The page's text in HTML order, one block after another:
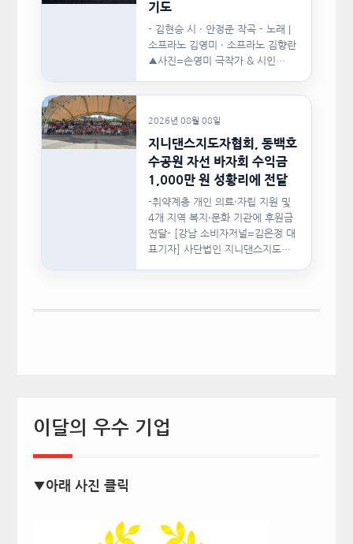
기도
- 김현승 시 · 안정준 작곡 - 노래 |
소프라노 김영미 · 소프라노 김향란
▲사진=손영미 극작가 & 시인…
2026년 08월 08일
지니댄스지도자협회, 동백호
수공원 자선 바자회 수익금
1,000만 원 성황리에 전달
-취약계층 개인 의료·자립 지원 및
4개 지역 복지·문화 기관에 후원금
전달- [강남 소비자저널=김은정 대
표기자] 사단법인 지니댄스지도자
이달의 우수 기업
▼아래 사진 클릭